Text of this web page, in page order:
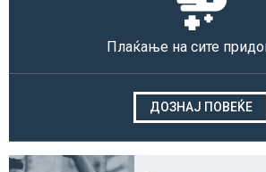
Плаќање на сите
ДОЗНАЈ ПОВЕЌЕ